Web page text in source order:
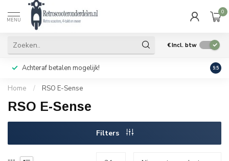
MENU
0
€Incl. btw
Achteraf betalen mogelijk! Geen
9.5
Home / RSO E-Sense
RSO E-Sense
Filters